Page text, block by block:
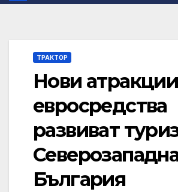
ТРАКТОР
Нови
евросредства
развиват
България